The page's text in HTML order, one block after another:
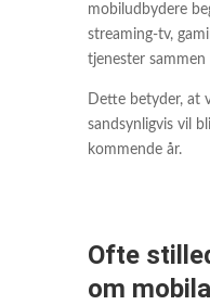
mobiludbydere
streaming-tv,
tjenester sammen
Dette betyder, at
sandsynligvis vil
kommende år.
Ofte
om